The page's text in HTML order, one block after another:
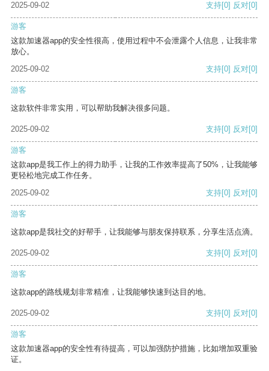
2025-09-02
支持[0] 反对[0]
游客
这款加速器app的安全性很高，使用过程中不会泄露个人信息，让我非常
放心。
2025-09-02
支持[0] 反对[0]
游客
这款软件非常实用，可以帮助我解决很多问题。
2025-09-02 支持[0] 反对[0]
游客
这款app是我工作上的得力助手，让我的工作效率提高了50%，让我能够
更轻松地完成工作任务。
2025-09-02
支持[0] 反对[0]
游客
这款app是我社交的好帮手，让我能够与朋友保持联系，分享生活点滴。
2025-09-02 支持[0] 反对[0]
游客
这款app的路线规划非常精准，让我能够快速到达目的地。
2025-09-02 支持[0] 反对[0]
游客
这款加速器app的安全性有待提高，可以加强防护措施，比如增加双重验
证。